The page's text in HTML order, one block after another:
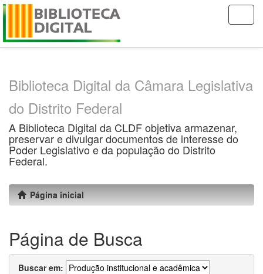
Skip
Biblioteca Digital da Câmara Legislativa
do Distrito Federal
A Biblioteca Digital da CLDF objetiva armazenar,
preservar e divulgar documentos de interesse do
Poder Legislativo e da população do Distrito
Federal.
Página inicial
Página de Busca
Buscar em: